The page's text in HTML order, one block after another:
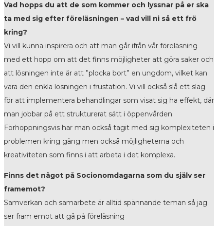
Vad hopps du att de som kommer och lyssnar på er ska
ta med sig efter föreläsningen – vad vill ni så ett frö
kring?
Vi vill kunna inspirera och att man går ifrån vår föreläsning
med ett hopp om att det finns möjligheter att göra saker och
att lösningen inte är att ”plocka bort” en ungdom, vilket kan
vara den enkla lösningen i frustation. Vi vill också slå ett slag
för att implementera behandlingar som visat sig ha effekt, där
man jobbar på ett strukturerat sätt i öppenvården.
Förhoppningsvis har man också tagit med sig komplexiteten i
problemen kring gäng men också möjligheterna och
kreativiteten som finns i att arbeta i det komplexa.
Finns det något på Socionomdagarna som du själv ser
framemot?
Samverkan och samarbete är alltid spännande teman så jag
ser fram emot att gå på föreläsning